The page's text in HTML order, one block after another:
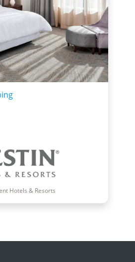
Hotels & Resorts